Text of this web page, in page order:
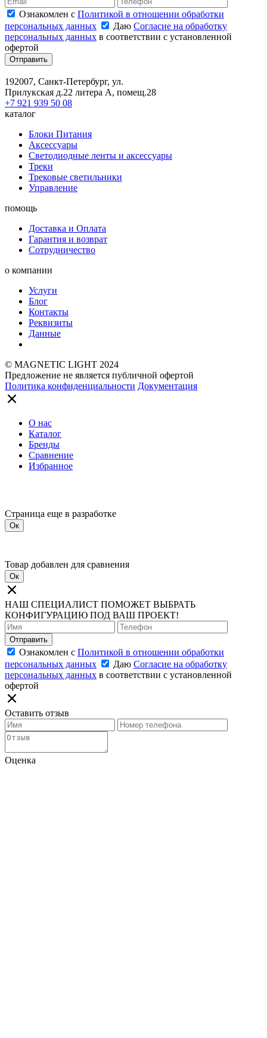
Ознакомлен с Политикой в отношении обработки
персональных данных
Даю Согласие на обработку
персональных данных в соответствии с установленной
офертой
Отправить
192007, Санкт-Петербург, ул.
Прилукская д.22 литера А, помещ.28
+7 921 939 50 08
каталог
Блоки Питания
Аксессуары
Светодиодные ленты и аксессуары
Треки
Трековые светильники
Управление
помощь
Доставка и Оплата
Гарантия и возврат
Сотрудничество
о компании
Услуги
Блог
Контакты
Реквизиты
Данные
© MAGNETIC LIGHT 2024
Предложение не является публичной офертой
Политика конфиденциальности Документация
О нас
Каталог
Бренды
Сравнение
Избранное
Страница еще в разработке
Ок
Товар добавлен для сравнения
Ок
НАШ СПЕЦИАЛИСТ ПОМОЖЕТ ВЫБРАТЬ
КОНФИГУРАЦИЮ ПОД ВАШ ПРОЕКТ!
Отправить
Ознакомлен с Политикой в отношении обработки
персональных данных
Даю Согласие на обработку
персональных данных в соответствии с установленной
офертой
Оставить отзыв
Оценка